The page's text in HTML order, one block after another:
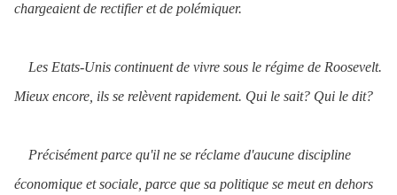
chargeaient de rectifier et de polémiquer.
Les Etats-Unis continuent de vivre sous le régime de Roosevelt.
Mieux encore, ils se relèvent rapidement. Qui le sait? Qui le dit?
Précisément parce qu'il ne se réclame d'aucune discipline
économique et sociale, parce que sa politique se meut en dehors